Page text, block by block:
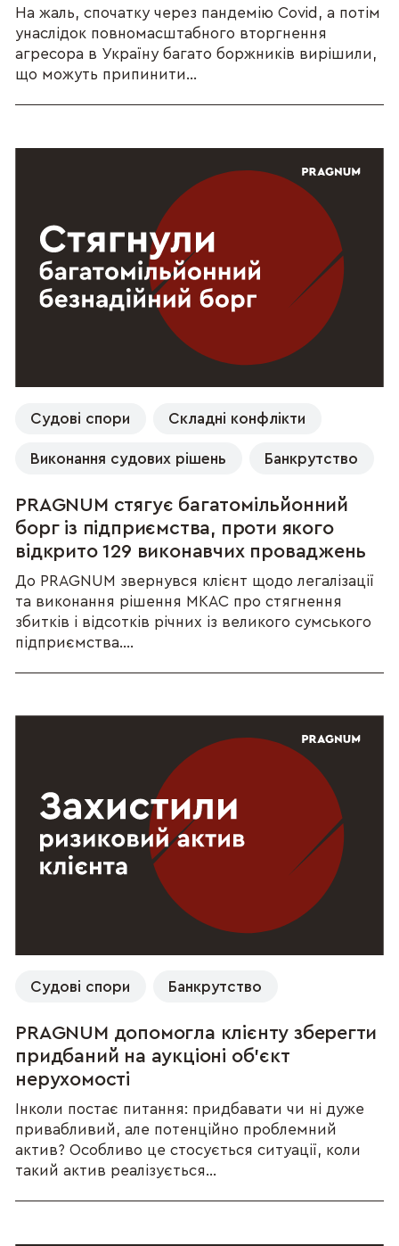
На жаль, спочатку через пандемію Covid, а потім
унаслідок повномасштабного вторгнення
агресора в Україну багато боржників вирішили,
що можуть припинити...
Судові спори Складні конфлікти
Виконання судових рішень Банкрутство
PRAGNUM стягує багатомільйонний
борг із підприємства, проти якого
відкрито 129 виконавчих проваджень
До PRAGNUM звернувся клієнт щодо легалізації
та виконання рішення МКАС про стягнення
збитків і відсотків річних із великого сумського
підприємства....
Судові спори Банкрутство
PRAGNUM допомогла клієнту зберегти
придбаний на аукціоні об’єкт
нерухомості
Інколи постає питання: придбавати чи ні дуже
привабливий, але потенційно проблемний
актив? Особливо це стосується ситуації, коли
такий актив реалізується...